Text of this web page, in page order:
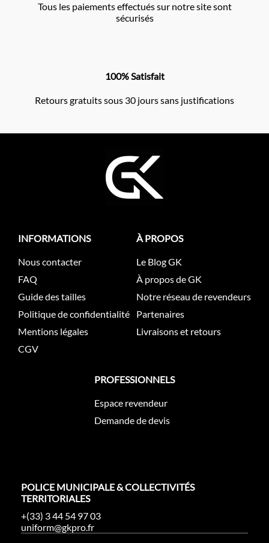
Tous les paiements effectués sur notre site sont
sécurisés
100% Satisfait
Retours gratuits sous 30 jours sans justifications
INFORMATIONS
Nous contacter
FAQ
Guide des tailles
Politique de confidentialité
Mentions légales
CGV
À PROPOS
Le Blog GK
À propos de GK
Notre réseau de revendeurs
Partenaires
Livraisons et retours
PROFESSIONNELS
Espace revendeur
Demande de devis
POLICE MUNICIPALE & COLLECTIVITÉS
TERRITORIALES
+(33) 3 44 54 97 03
uniform@gkpro.fr